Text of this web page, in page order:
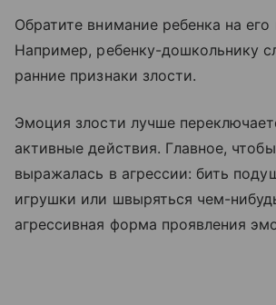
Обратите внимание ребенка на
Например, ребенку-дошкольнику
ранние признаки злости.
Эмоция злости лучше
активные действия. Главное,
выражалась в агрессии: бить
игрушки или швыряться чем-
агрессивная форма проявления